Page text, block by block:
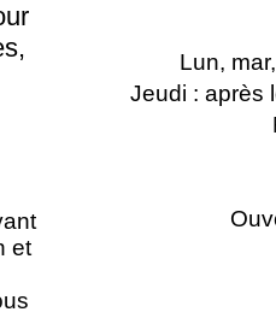
et
Lun,
Jeudi : après